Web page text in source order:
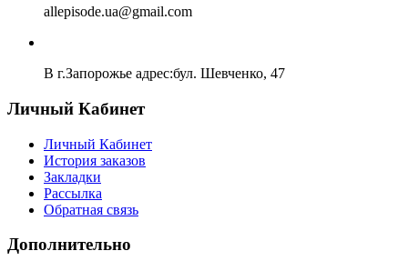
allepisode.ua@gmail.com
В г.Запорожье адрес:бул. Шевченко, 47
Личный Кабинет
Личный Кабинет
История заказов
Закладки
Рассылка
Обратная связь
Дополнительно